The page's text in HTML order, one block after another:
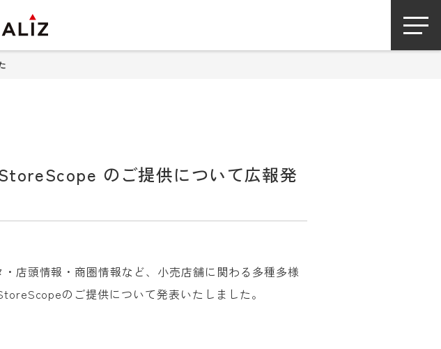
のご提供について広報発
店頭情報・商圏情報など、小売店舗に関わる多種多様
のご提供について発表いたしました。